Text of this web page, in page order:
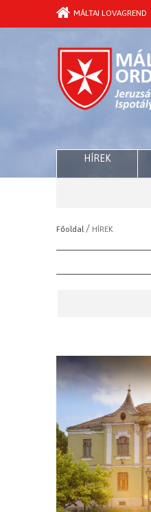
MÁLTAI LOVAGREND
HÍREK
Főoldal / HÍREK